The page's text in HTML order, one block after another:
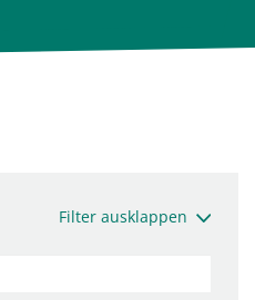
Filter ausklappen